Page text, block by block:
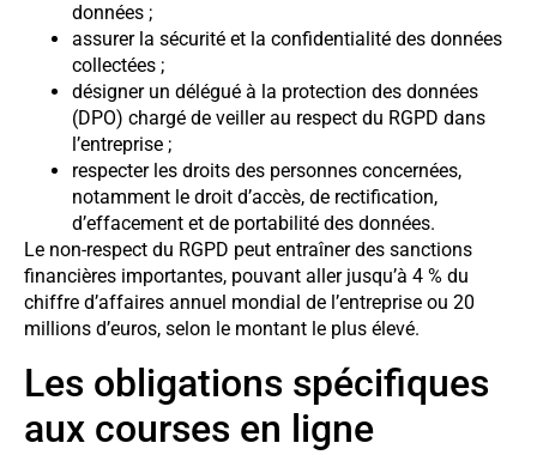
données ;
assurer la sécurité et la confidentialité des données
collectées ;
désigner un délégué à la protection des données
(DPO) chargé de veiller au respect du RGPD dans
l’entreprise ;
respecter les droits des personnes concernées,
notamment le droit d’accès, de rectification,
d’effacement et de portabilité des données.
Le non-respect du RGPD peut entraîner des sanctions
financières importantes, pouvant aller jusqu’à 4 % du
chiffre d’affaires annuel mondial de l’entreprise ou 20
millions d’euros, selon le montant le plus élevé.
Les obligations spécifiques
aux courses en ligne